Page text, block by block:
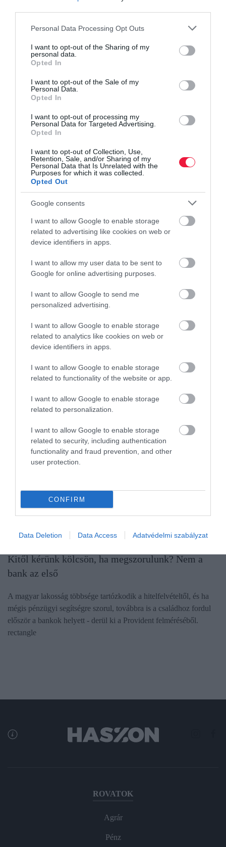
Please note that this website/app uses one or more Google
not limited to your visit or usage behaviour. You may click to
grant or deny consent to Google and its third-party tags to
use your data for below specified purposes in below Google
consent section.
Personal Data Processing Opt Outs
I want to opt-out of the Sharing of my
personal data.
Opted In
I want to opt-out of the Sale of my
Personal Data.
Opted In
I want to opt-out of processing my
Personal Data for Targeted Advertising.
Opted In
I want to opt-out of Collection, Use,
Retention, Sale, and/or Sharing of my
Personal Data that Is Unrelated with the
Purposes for which it was collected.
Opted Out
Google consents
I want to allow Google to enable storage
related to advertising like cookies on web or
device identifiers in apps.
I want to allow my user data to be sent to
Google for online advertising purposes.
I want to allow Google to send me
personalized advertising.
I want to allow Google to enable storage
related to analytics like cookies on web or
device identifiers in apps.
I want to allow Google to enable storage
related to functionality of the website or app.
I want to allow Google to enable storage
related to personalization.
I want to allow Google to enable storage
related to security, including authentication
functionality and fraud prevention, and other
user protection.
CONFIRM
Data Deletion Data Access Adatvédelmi szabályzat
INGATLAN
Kevesebb lett a kifeszített lakáshitel: mit is jelent
Az alacsony - 20 százalék alatti - önerős szerződések aránya
némileg visszaesett az eddigi csúcsokhoz képest, de a korábbi
évek átlagát még így is messze felülmúlja a Magyar Nemzeti
Bank legfrissebb…
Kitől kérünk kölcsön, ha megszorulunk? Nem a
bank az első
A magyar lakosság többsége tartózkodik a hitelfelvételtől, és ha
mégis pénzügyi segítségre szorul, továbbra is a családhoz fordul
először a bankok helyett - derül ki a Provident felméréséből.
rectangle
ROVATOK
Agrár
Pénz